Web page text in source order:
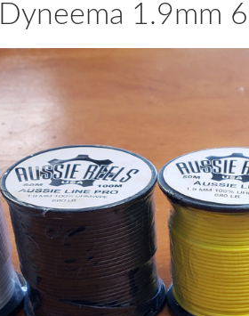
Dyneema 1.9mm